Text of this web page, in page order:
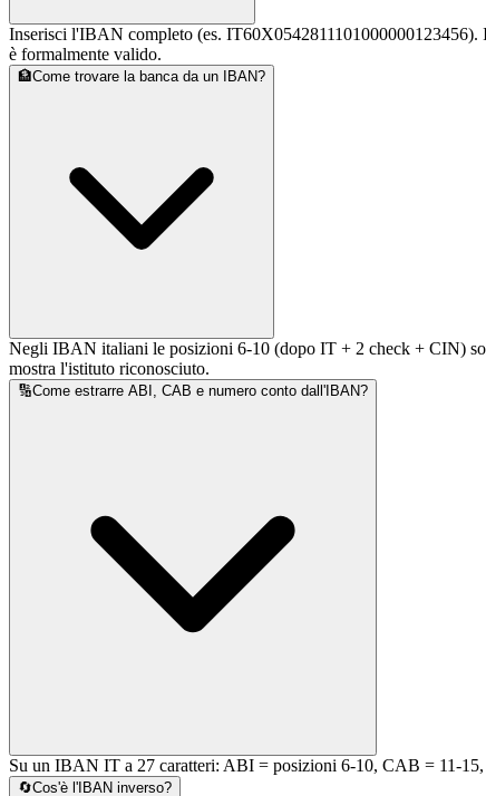
Inserisci l'IBAN completo (es.
è formalmente valido.
🏦Come trovare la banca da un IBAN?
Negli IBAN italiani le posizioni 6-10 (dopo IT + 2 check + CIN)
mostra l'istituto riconosciuto.
🔢Come estrarre ABI, CAB e numero conto dall'IBAN?
Su un IBAN IT a 27 caratteri: ABI = posizioni 6-10, CAB = 11-
🔄Cos'è l'IBAN inverso?